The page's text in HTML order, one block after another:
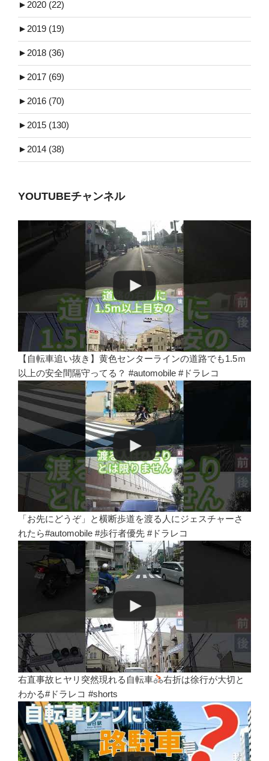
► 2020 (22)
► 2019 (19)
► 2018 (36)
► 2017 (69)
► 2016 (70)
► 2015 (130)
► 2014 (38)
YOUTUBEチャンネル
【自転車追い抜き】黄色センターラインの道路でも1.5ｍ
以上の安全間隔守ってる？ #automobile #ドラレコ
「お先にどうぞ」と横断歩道を渡る人にジェスチャーさ
れたら#automobile #歩行者優先 #ドラレコ
右直事故ヒヤリ突然現れる自転車
右折は徐行が大切と
わかる#ドラレコ #shorts